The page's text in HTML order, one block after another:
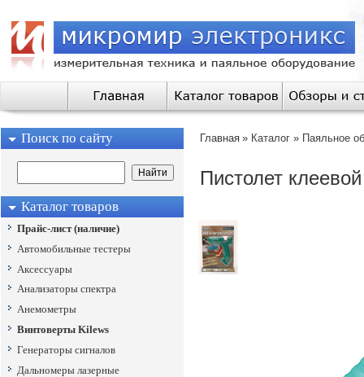
Поиск по сайту
Каталог товаров
Прайс-лист (наличие)
Автомобильные тестеры
Аксессуары
Анализаторы спектра
Анемометры
Винтоверты Kilews
Генераторы сигналов
Дальномеры лазерные
Главная » Каталог » Паяльное
Пистолет